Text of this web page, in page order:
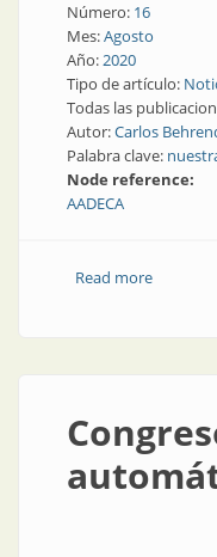
Número: 16
Mes:Agosto
Año:2020
Tipo de artículo:
Todas las
Autor:Carlos
Palabra clave:
Node reference:
AADECA
Read moreabout